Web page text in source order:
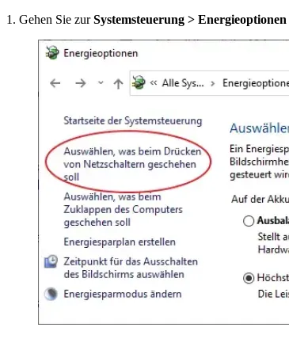
1. Gehen Sie zurSystemsteuerung > Energieoptionen